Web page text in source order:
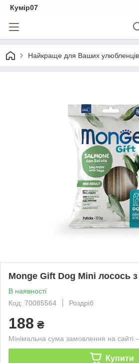
Кумір07
Найкраще для Ваших улюбленців
Monge Gift Dog Mini лосоcь
В наявності
Код: 70085564
Роздріб
188 ₴
Мінімальна сума замовлення на сайті
Купити